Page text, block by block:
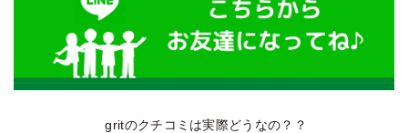
gritのクチコミは実際どうなの？？